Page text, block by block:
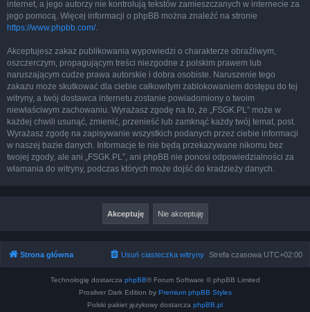
internet, a jego autorzy nie kontrolują tekstów zamieszczanych w internecie za
jego pomocą. Więcej informacji o phpBB można znaleźć na stronie
https://www.phpbb.com/.
Akceptujesz zakaz publikowania wypowiedzi o charakterze obraźliwym,
oszczerczym, propagującym treści niezgodne z polskim prawem lub
naruszającym cudze prawa autorskie i dobra osobiste. Naruszenie tego
zakazu może skutkować dla ciebie całkowitym zablokowaniem dostępu do tej
witryny, a twój dostawca internetu zostanie powiadomiony o twoim
niewłaściwym zachowaniu. Wyrażasz zgodę na to, że „FSGK.PL” może w
każdej chwili usunąć, zmienić, przenieść lub zamknąć każdy twój temat, post.
Wyrażasz zgodę na zapisywanie wszystkich podanych przez ciebie informacji
w naszej bazie danych. Informacje te nie będą przekazywane nikomu bez
twojej zgody, ale ani „FSGK.PL”, ani phpBB nie ponosi odpowiedzialności za
włamania do witryny, podczas których może dojść do kradzieży danych.
Strona główna Strefa czasowa UTC+02:00
Usuń ciasteczka witryny
Technologię dostarcza phpBB® Forum Software © phpBB Limited
Prosilver Dark Edition by Premium phpBB Styles
Polski pakiet językowy dostarcza phpBB.pl